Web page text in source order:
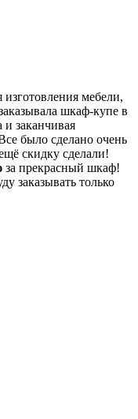
мебели,
шкаф-купе в
и заканчивая
было сделано очень
скидку сделали!
за прекрасный шкаф!
заказывать только